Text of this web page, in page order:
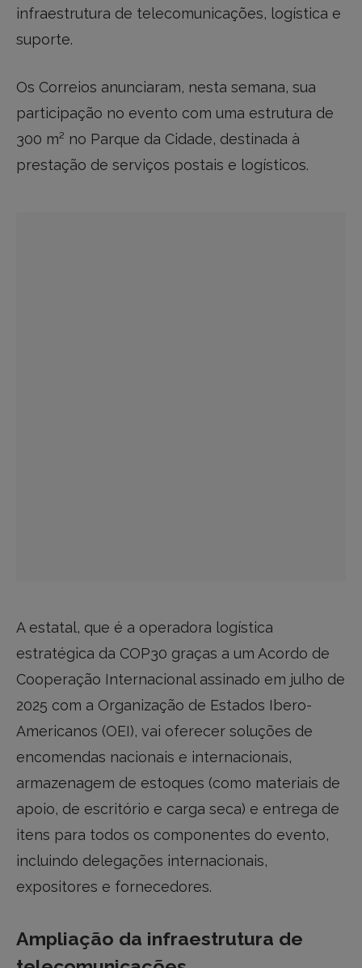
infraestrutura de telecomunicações, logística e
suporte.
Os Correios anunciaram, nesta semana, sua
participação no evento com uma estrutura de
300 m² no Parque da Cidade, destinada à
prestação de serviços postais e logísticos.
A estatal, que é a operadora logística
estratégica da COP30 graças a um Acordo de
Cooperação Internacional assinado em julho de
2025 com a Organização de Estados Ibero-
Americanos (OEI), vai oferecer soluções de
encomendas nacionais e internacionais,
armazenagem de estoques (como materiais de
apoio, de escritório e carga seca) e entrega de
itens para todos os componentes do evento,
incluindo delegações internacionais,
expositores e fornecedores.
Ampliação da infraestrutura de